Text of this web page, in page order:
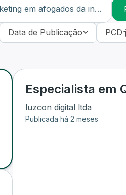
Data de Publicação PCD
Especialista em
luzcon digital ltda
Publicada há 2 meses